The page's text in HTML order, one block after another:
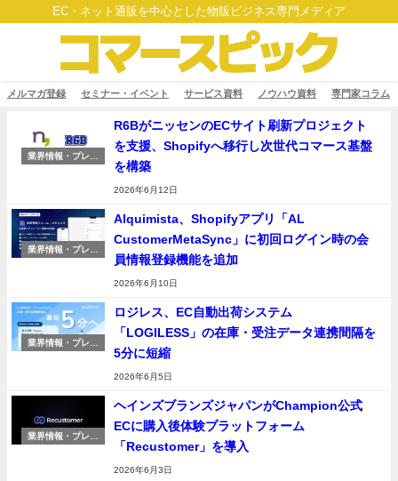
EC・ネット通販を中心とした物販ビジネス専門メディア
メルマガ登録 セミナー・イベント サービス資料 ノウハウ資料 専門家コラム
業界情報・プレス
R6BがニッセンのECサイト刷新プロジェクト
を支援、Shopifyへ移行し次世代コマース基盤
を構築
2026年6月12日
業界情報・プレス
Alquimista、Shopifyアプリ「AL
CustomerMetaSync」に初回ログイン時の会
員情報登録機能を追加
2026年6月10日
業界情報・プレス
ロジレス、EC自動出荷システム
「LOGILESS」の在庫・受注データ連携間隔を
5分に短縮
2026年6月5日
業界情報・プレス
ヘインズブランズジャパンがChampion公式
ECに購入後体験プラットフォーム
「Recustomer」を導入
2026年6月3日